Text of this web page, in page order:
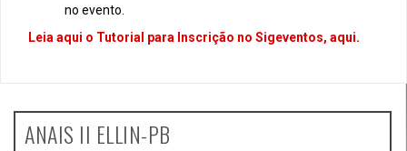
no evento.
Leia aqui o Tutorial para Inscrição no Sigeventos, aqui.
ANAIS II ELLIN-PB